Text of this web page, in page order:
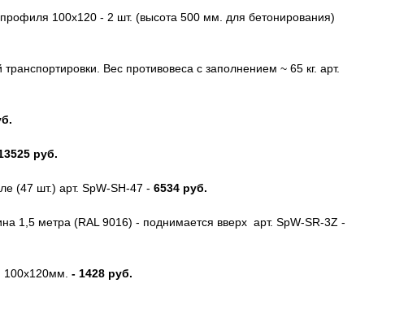
100х120 - 2 шт. (высота 500 мм. для бетонирования)
Вес противовеса с заполнением ~ 65 кг. арт.
руб.
(47 шт.) арт. SpW-SH-47 - 6534 руб.
1,5 метра (RAL 9016) - поднимается вверх арт. SpW-SR-3Z -
- 1428 руб.